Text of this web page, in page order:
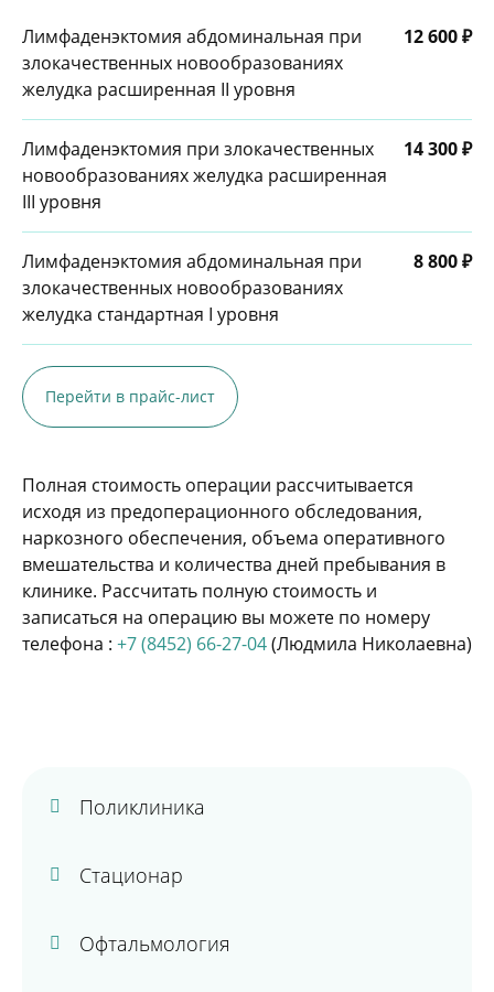
Лимфаденэктомия абдоминальная при
злокачественных новообразованиях
желудка расширенная II уровня
12 600 ₽
Лимфаденэктомия при злокачественных
новообразованиях желудка расширенная
III уровня
14 300 ₽
Лимфаденэктомия абдоминальная при
злокачественных новообразованиях
желудка стандартная I уровня
8 800 ₽
Перейти в прайс-лист
Полная стоимость операции рассчитывается
исходя из предоперационного обследования,
наркозного обеспечения, объема оперативного
вмешательства и количества дней пребывания в
клинике. Рассчитать полную стоимость и
записаться на операцию вы можете по номеру
телефона : +7 (8452) 66-27-04(Людмила Николаевна)
Поликлиника
Стационар
Офтальмология